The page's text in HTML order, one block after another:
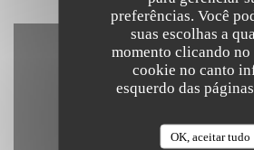
preferências. Você
suas escolhas a
momento clicando no
cookie no canto
esquerdo das
OK, aceitar tudo